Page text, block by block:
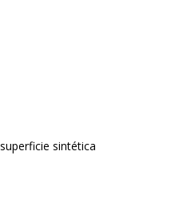
sintética